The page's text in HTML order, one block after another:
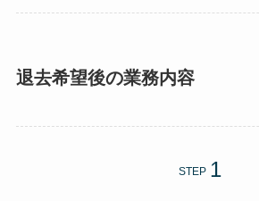
退去希望後の業務内容
STEP